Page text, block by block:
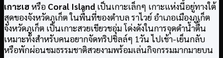
เกาะเฮหรือ Coral Island เป็นเกาะเล็กๆ เกาะแห่งนี้อยู่ทางใต้
สุดของจังหวัดภูเก็ต ในพื้นที่ของตำบล ราไวย์ อำเภอเมืองภูเก็ต
จังหวัดภูเก็ต เป็นเกาะสวยเขียวชอุ่ม โด่งดังในการจุดดำน้ำตื้น
เหมาะทั้งสำหรับคนอยากจัดทริปชิลล์ๆ 1วัน ไปเช้า-เย็นกลับ
หรือพักผ่อนชมธรรมชาติสวยงามพร้อมเล่นกิจกรรมมากมายบน